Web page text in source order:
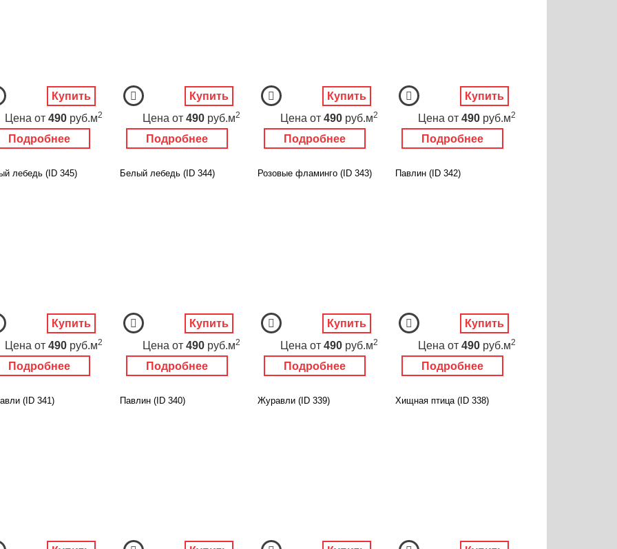
Подробнее
Цена от 490 руб.м2
Купить
Подробнее
Цена от 490 руб.м2
Купить
Подробнее
Цена от 490 руб.м2
Купить
Подробнее
Цена от 490 руб.м2
Купить
лебедь (ID 345)
Подробнее
Цена от 490 руб.м2
Купить
Белый лебедь (ID 344)
Подробнее
Цена от 490 руб.м2
Купить
Розовые фламинго (ID 343)
Подробнее
Цена от 490 руб.м2
Купить
Павлин (ID 342)
Подробнее
Цена от 490 руб.м2
Купить
(ID 341) Павлин (ID 340) Журавли (ID 339) Хищная птица (ID 338)